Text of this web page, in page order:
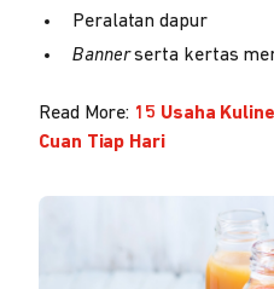
Peralatan dapur
Bannerserta kertas
Read More: 15 Usaha
Cuan Tiap Hari